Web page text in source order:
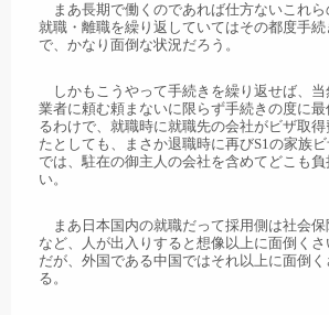
まあ長期で働くのであれば仕方ないこれ
就職・離職を繰り返していてはその都度手
で、かなり面倒な状況だろう。
しかもこうやって手続きを繰り返せば、
業者に頼む頼まないに限らず手続きの度に
るわけで、就職時に就職先の会社がビザ取
たとしても、まさか退職時に再びS1の家族
では、駐在の御主人の会社を含めてどこも負
い。
まあ日本国内の就職だって採用側は社会保
など、人が出入りすると想像以上に面倒く
だが、外国である中国ではそれ以上に面倒
る。